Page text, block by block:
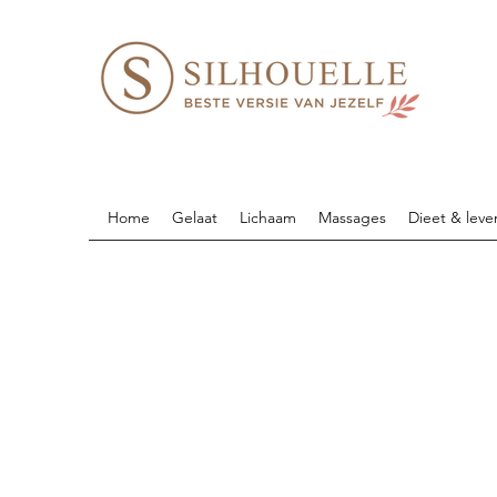
Home Gelaat Lichaam Massages Dieet &